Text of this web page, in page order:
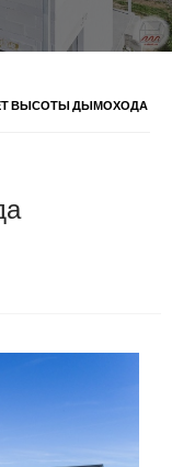
ВЫСОТЫ ДЫМОХОДА